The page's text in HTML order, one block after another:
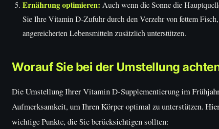
Ernährung optimieren: Auch wenn die Sonne die
Sie Ihre Vitamin D-Zufuhr durch den Verzehr von fettem
angereicherten Lebensmitteln zusätzlich unterstützen.
Worauf Sie bei der Umstellung
Die Umstellung Ihrer Vitamin D-Supplementierung im
Aufmerksamkeit, um Ihren Körper optimal zu unterstützen.
wichtige Punkte, die Sie berücksichtigen sollten: